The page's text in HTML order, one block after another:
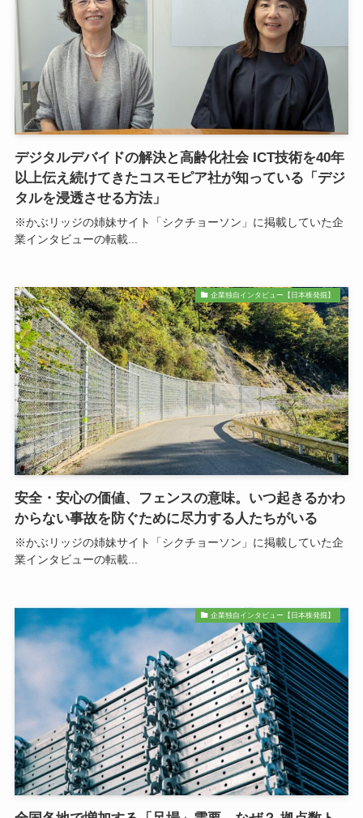
デジタルデバイドの解決と高齢化社会 ICT技術を40年
以上伝え続けてきたコスモピア社が知っている「デジ
タルを浸透させる方法」
※かぶリッジの姉妹サイト「シクチョーソン」に掲載していた企
業インタビューの転載...
企業独自インタビュー【日本株発掘】
安全・安心の価値、フェンスの意味。いつ起きるかわ
からない事故を防ぐために尽力する人たちがいる
※かぶリッジの姉妹サイト「シクチョーソン」に掲載していた企
業インタビューの転載...
企業独自インタビュー【日本株発掘】